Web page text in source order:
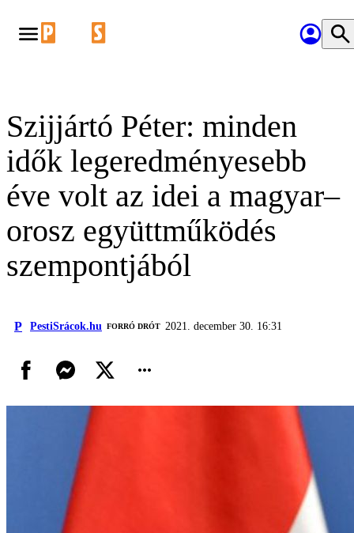
Szijjártó Péter: minden
idők legeredményesebb
éve volt az idei a magyar–
orosz együttműködés
szempontjából
P PestiSrácok.hu FORRÓ DRÓT 2021. december 30. 16:31